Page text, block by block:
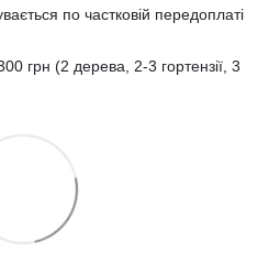
по частковій передоплаті
грн (2 дерева, 2-3 гортензії, 3